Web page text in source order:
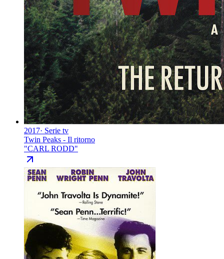
2017· Serie tv
Twin Peaks - Il ritorno
"CARL RODD"